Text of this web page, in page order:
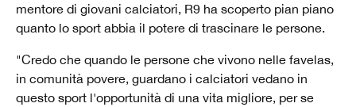
mentore di giovani calciatori, R9 ha scoperto pian piano
quanto lo sport abbia il potere di trascinare le persone.
"Credo che quando le persone che vivono nelle favelas,
in comunità povere, guardano i calciatori vedano in
questo sport l'opportunità di una vita migliore, per se